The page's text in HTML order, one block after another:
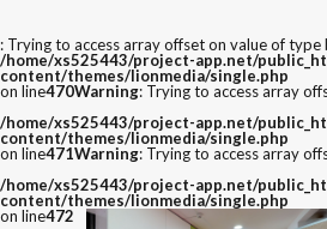
: Trying to access array offset on value of type
/home/xs525443/project-app.net/
content/themes/lionmedia/single.php
on line470Warning: Trying to access array
/home/xs525443/project-app.net/
content/themes/lionmedia/single.php
on line471Warning: Trying to access array
/home/xs525443/project-app.net/
content/themes/lionmedia/single.php
on line472